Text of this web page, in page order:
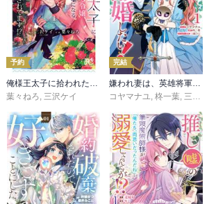
予約
俺様王太子に拾われた崖っぷち令嬢、お飾り側妃になる…はずが溺愛されてます！？
葉々ねろ, 三沢ケイ
完結
嫌われ妻は、英雄将軍と離婚したい！ いきなり帰ってきて溺愛なんて信じません。
コヤマナユ, 柊一葉, 三浦ひらく